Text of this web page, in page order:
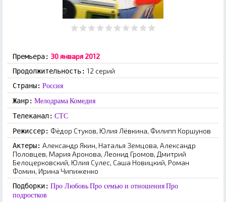
Премьера: 30 января 2012
Продолжительность: 12 серий
Страны: Россия
Жанр: Мелодрама Комедия
Телеканал: СТС
Режиссер: Фёдор Стуков, Юлия Лёвкина, Филипп Коршунов
Актеры: Александр Якин, Наталья Земцова, Александр
Половцев, Мария Аронова, Леонид Громов, Дмитрий
Белоцерковский, Юлия Сулес, Саша Новицкий, Роман
Фомин, Ирина Чипиженко
Подборки: Про Любовь Про семью и отношения Про
подростков